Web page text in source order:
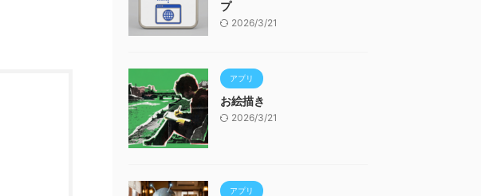
プ
2026/3/21
アプリ
お絵描き
2026/3/21
アプリ